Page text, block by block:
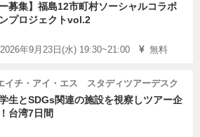
ー募集】福島12市町村ソーシャルコラボ
プロジェクトvol.2
2026年9月23日(水) 19:30~21:00 無料
イチ・アイ・エス スタディツアーデスク
生とSDGs関連の施設を視察しツアー企
台湾7日間